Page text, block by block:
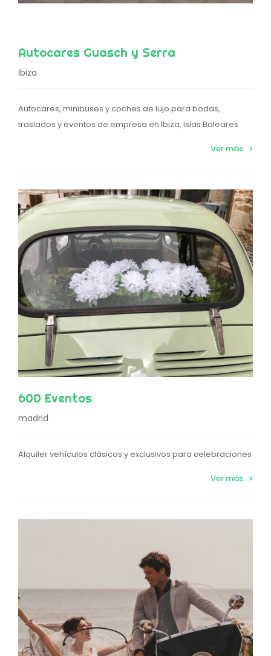
Autocares Guasch y Serra
Ibiza
Autocares, minibuses y coches de lujo para bodas,
traslados y eventos de empresa en Ibiza, Islas Baleares
Ver más
600 Eventos
madrid
Alquiler vehículos clásicos y exclusivos para celebraciones
Ver más